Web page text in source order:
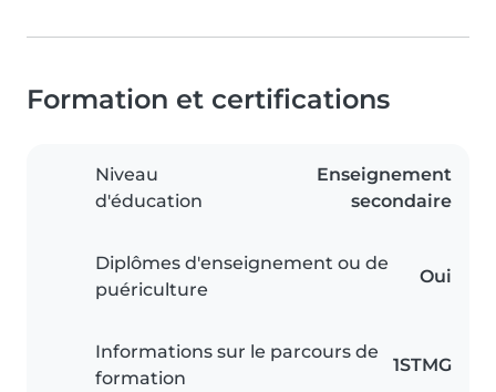
Formation et certifications
Niveau
d'éducation
Enseignement
secondaire
Diplômes d'enseignement ou de
puériculture
Oui
Informations sur le parcours de
formation
1STMG